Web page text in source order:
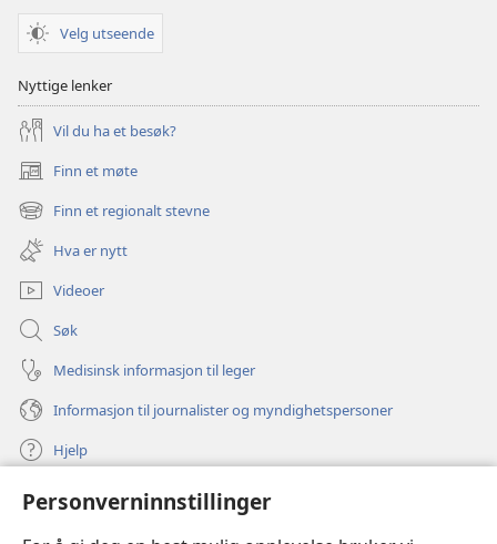
Personverninnstillinger
Velg utseende
Nyttige lenker
Vil du ha et besøk?
Finn et møte
(åpner
nytt
vindu)
Finn et regionalt stevne
(åpner
nytt
vindu)
Hva er nytt
Videoer
Søk
Medisinsk informasjon til leger
Informasjon til journalister og myndighetspersoner
Hjelp
Bidrag
(åpner
nytt